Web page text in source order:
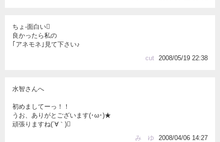
ちょ-面白い
良かったら私の
｢アネモネ｣見て下さい♪
cut
2008/05/19 22:38
水智さんへ
初めましてーっ！！
うお、ありがとございます(･ω･)★
頑張りますね(´∀｀)
み ゆ
2008/04/06 14:27